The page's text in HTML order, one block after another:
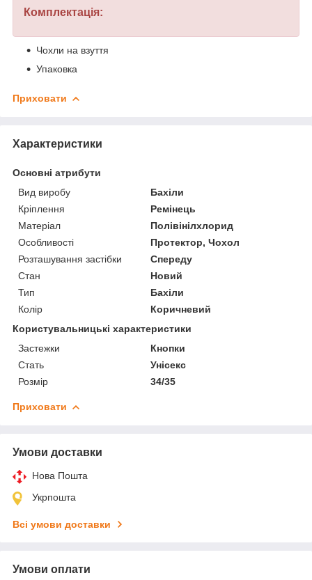
Комплектація:
Чохли на взуття
Упаковка
Приховати
Характеристики
Основні атрибути
Вид виробу
Бахіли
Кріплення
Ремінець
Матеріал
Полівінілхлорид
Особливості
Протектор, Чохол
Розташування застібки
Спереду
Стан
Новий
Тип
Бахіли
Колір
Коричневий
Користувальницькі характеристики
Застежки
Кнопки
Стать
Унісекс
Розмір
34/35
Приховати
Умови доставки
Нова Пошта
Укрпошта
Всі умови доставки
Умови оплати